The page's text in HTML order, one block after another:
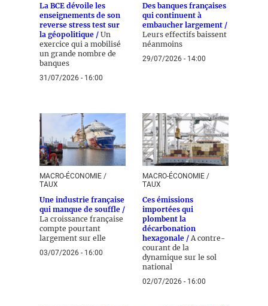
La BCE dévoile les
enseignements de son
reverse stress test sur
la géopolitique / Un
exercice qui a mobilisé
un grande nombre de
banques
31/07/2026 - 16:00
Des banques françaises
qui continuent à
embaucher largement /
Leurs effectifs baissent
néanmoins
29/07/2026 - 14:00
MACRO-ÉCONOMIE /
TAUX
Une industrie française
qui manque de souffle /
La croissance française
compte pourtant
largement sur elle
03/07/2026 - 16:00
MACRO-ÉCONOMIE /
TAUX
Ces émissions
importées qui
plombent la
décarbonation
hexagonale / A contre-
courant de la
dynamique sur le sol
national
02/07/2026 - 16:00